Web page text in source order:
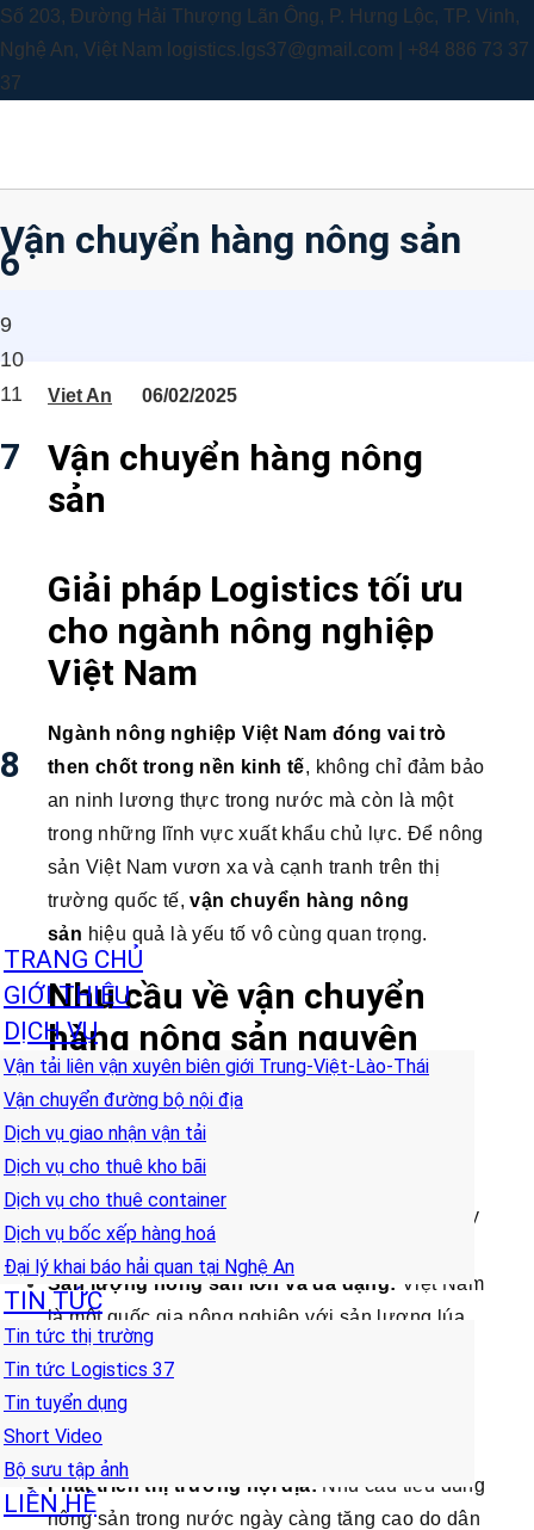
Số 203, Đường Hải Thượng Lãn Ông, P. Hưng Lộc, TP. Vinh,
Nghệ An, Việt Nam logistics.lgs37@gmail.com | +84 886 73 37
37
6
9
10
11
7
8
TRANG CHỦ
GIỚI THIỆU
DỊCH VỤ
Vận tải liên vận xuyên biên giới Trung-Việt-Lào-Thái
Vận chuyển đường bộ nội địa
Dịch vụ giao nhận vận tải
Dịch vụ cho thuê kho bãi
Dịch vụ cho thuê container
Dịch vụ bốc xếp hàng hoá
Đại lý khai báo hải quan tại Nghệ An
TIN TỨC
Tin tức thị trường
Tin tức Logistics 37
Tin tuyển dụng
Short Video
Bộ sưu tập ảnh
LIÊN HỆ
Vận chuyển hàng nông sản
Viet An 06/02/2025
Vận chuyển hàng nông
sản
Giải pháp Logistics tối ưu
cho ngành nông nghiệp
Việt Nam
Ngành nông nghiệp Việt Nam đóng vai trò
then chốt trong nền kinh tế, không chỉ đảm bảo
an ninh lương thực trong nước mà còn là một
trong những lĩnh vực xuất khẩu chủ lực. Để nông
sản Việt Nam vươn xa và cạnh tranh trên thị
trường quốc tế,vận chuyển hàng nông
sản hiệu quả là yếu tố vô cùng quan trọng.
Nhu cầu về vận chuyển
hàng nông sản nguyên
liệu và thành phẩm ở Việt
Nam
Nhu cầu vận chuyển nông sản
luôn ở mức cao và ngày càng gia tăng. Điều này
xuất phát từ nhiều yếu tố:
Sản lượng nông sản lớn và đa dạng: Việt Nam
là một quốc gia nông nghiệp với sản lượng lúa
gạo, trái cây, rau củ, thủy sản,… dồi dào.
Việcvận chuyển nông sản
xuất đến nơi tiêu thụ (trong nước và xuất khẩu)
là liên tục và thường xuyên.
Phát triển thị trường nội địa: Nhu cầu tiêu dùng
nông sản trong nước ngày càng tăng cao do dân